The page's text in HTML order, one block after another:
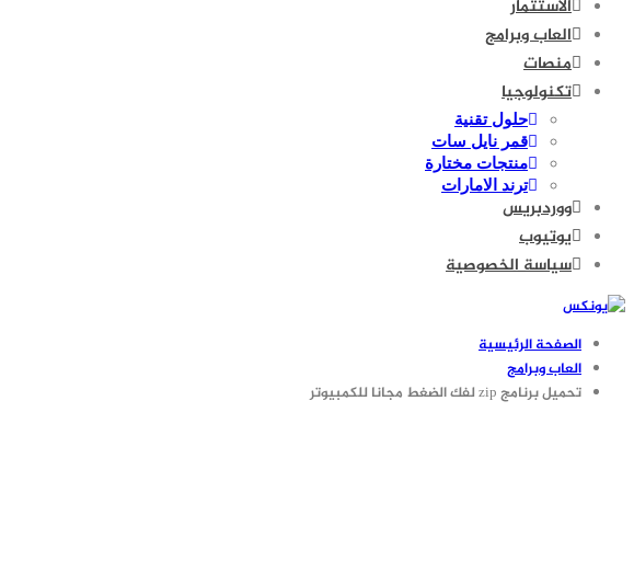
الاستثمار
العاب وبرامج
منصات
تكنولوجيا
حلول تقنية
قمر نايل سات
منتجات مختارة
ترند الامارات
ووردبريس
يوتيوب
سياسة الخصوصية
الصفحة الرئيسية
العاب وبرامج
تحميل برنامج zip لفك الضغط مجانا للكمبيوتر